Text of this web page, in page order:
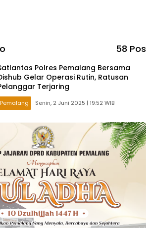
58 Pos
Polres Pemalang Bersama
Gelar Operasi Rutin, Ratusan
Terjaring
Pemalang Senin, 2 Juni 2025 | 19:52 WIB